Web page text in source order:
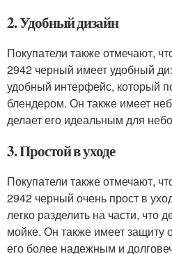
2. Удобный дизайн
Покупатели также отмечают,
2942 черный имеет удобный
удобный интерфейс, который
блендером. Он также имеет
делает его идеальным для
3. Простой в уходе
Покупатели также отмечают,
2942 черный очень прост в
легко разделить на части, что
мойке. Он также имеет защиту
его более надежным и